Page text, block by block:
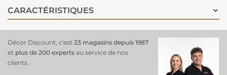
nature. Combinez-le avec des éléments en bois, des textiles doux et
des accessoires pastel pour une déco harmonieuse et accueillante. Ce
CARACTÉRISTIQUES
Décor Discount, c'est 23 magasins depuis 1987
et plus de 200 experts au service de nos
clients.